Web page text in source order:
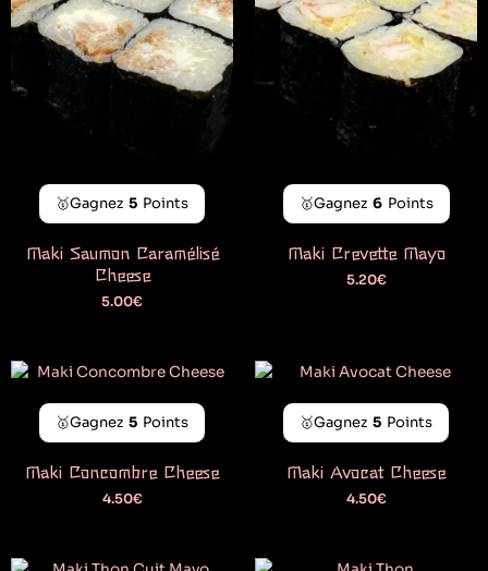
🥇Gagnez 5 Points
Maki Saumon Caramélisé
Cheese
5.00€
🥇Gagnez 6 Points
Maki Crevette Mayo
5.20€
🥇Gagnez 5 Points
Maki Concombre Cheese
4.50€
🥇Gagnez 5 Points
Maki Avocat Cheese
4.50€